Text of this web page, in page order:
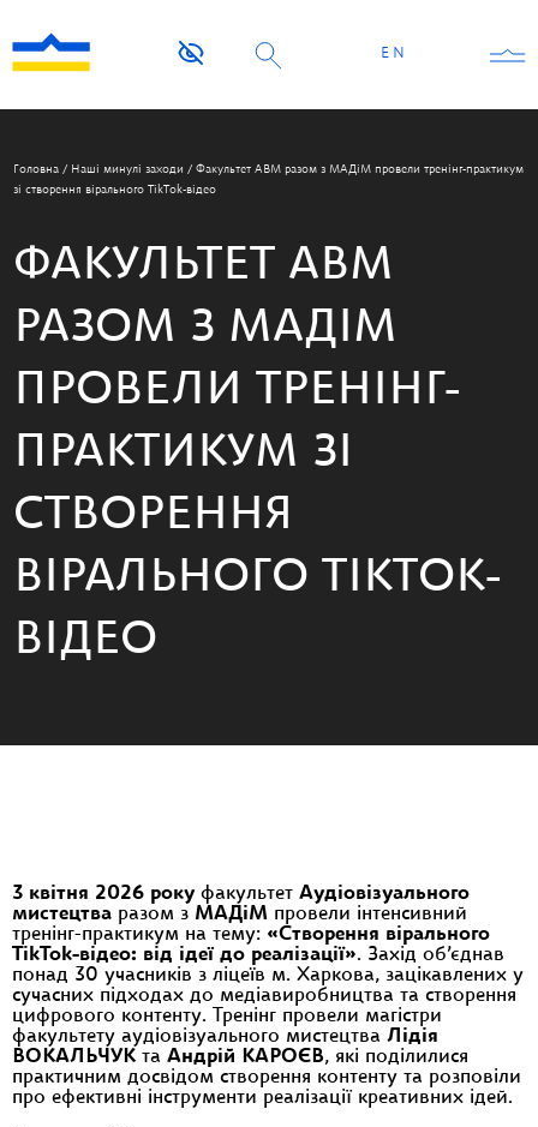
EN
Головна / Наші минулі заходи / Факультет АВМ разом з МАДіМ провели тренінг-практикум
зі створення вірального TikTok-відео
ФАКУЛЬТЕТ АВМ
РАЗОМ З МАДІМ
ПРОВЕЛИ ТРЕНІНГ-
ПРАКТИКУМ ЗІ
СТВОРЕННЯ
ВІРАЛЬНОГО TIKTOK-
ВІДЕО
3 квітня 2026 рокуфакультет Аудіовізуального
мистецтва разом з МАДіМ провели інтенсивний
тренінг-практикум на тему: «Створення вірального
TikTok-відео: від ідеї до реалізації». Захід об’єднав
понад 30 учасників з ліцеїв м. Харкова, зацікавлених у
сучасних підходах до медіавиробництва та створення
цифрового контенту. Тренінг провели магістри
факультету аудіовізуального мистецтва Лідія
ВОКАЛЬЧУК та Андрій КАРОЄВ, які поділилися
практичним досвідом створення контенту та розповіли
про ефективні інструменти реалізації креативних ідей.